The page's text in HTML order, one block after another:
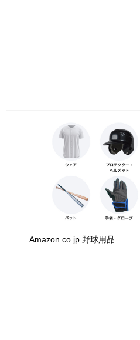
Amazon.co.jp 野球用品